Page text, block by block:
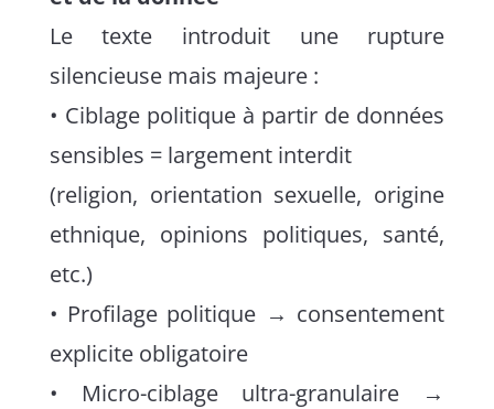
Le texte introduit une rupture
silencieuse mais majeure :
• Ciblage politique à partir de données
sensibles = largement interdit
(religion, orientation sexuelle, origine
ethnique, opinions politiques, santé,
etc.)
• Profilage politique → consentement
explicite obligatoire
• Micro-ciblage ultra-granulaire →